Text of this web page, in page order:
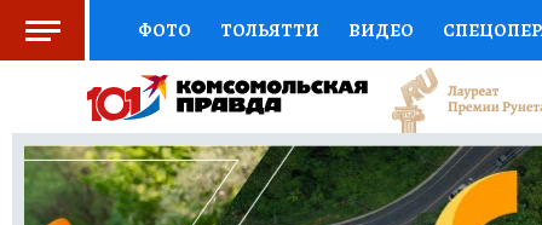
ФОТО ТОЛЬЯТТИ ВИДЕО
СОЦПОДДЕРЖКА НАУКА СПОРТ
ВЫБОР ЭКСПЕРТОВ ДОКТОР
КНИЖНАЯ ПОЛКА ПРОГНОЗЫ НА СПОРТ